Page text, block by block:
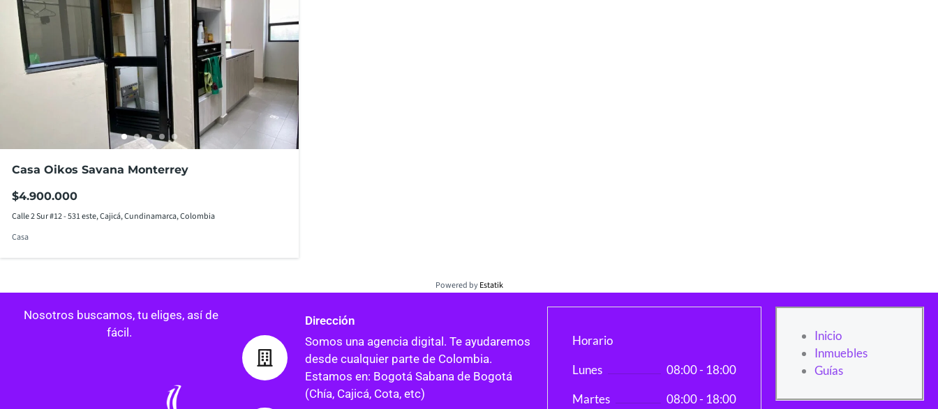
Casa Oikos Savana Monterrey
$4.900.000
Calle 2 Sur #12 - 531 este, Cajicá, Cundinamarca, Colombia
Casa
Powered byEstatik
Nosotros buscamos, tu eliges, así de
fácil.
Dirección
Somos una agencia digital. Te ayudaremos
desde cualquier parte de Colombia.
Estamos en: Bogotá Sabana de Bogotá
(Chía, Cajicá, Cota, etc)
Horario
Lunes
08:00 - 18:00
Martes
08:00 - 18:00
Inicio
Inmuebles
Guías